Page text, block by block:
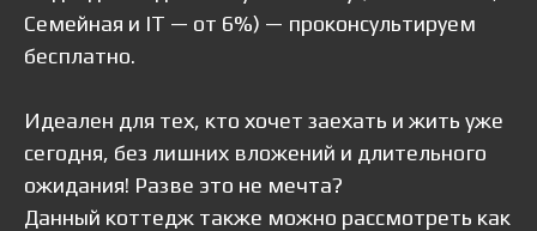
Семейная и IT — от 6%) — проконсультируем
бесплатно.
Идеален для тех, кто хочет заехать и жить уже
сегодня, без лишних вложений и длительного
ожидания! Разве это не мечта?
Данный коттедж также можно рассмотреть как